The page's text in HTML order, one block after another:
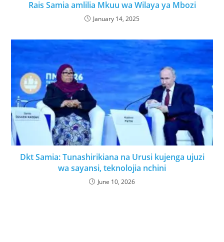
Rais Samia amlilia Mkuu wa Wilaya ya Mbozi
January 14, 2025
Dkt Samia: Tunashirikiana na Urusi kujenga ujuzi
wa sayansi, teknolojia nchini
June 10, 2026